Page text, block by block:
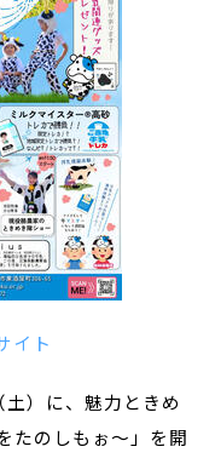
イト
土）に、魅力ときめ
たのしもぉ～」を開